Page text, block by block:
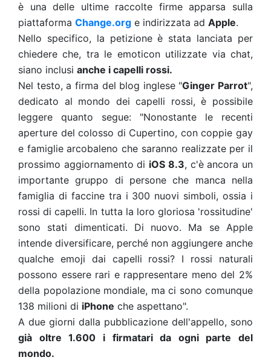
è una delle ultime raccolte firme apparsa sulla
piattaforma Change.org e indirizzata ad Apple.
Nello specifico, la petizione è stata lanciata per
chiedere che, tra le emoticon utilizzate via chat,
siano inclusi anche i capelli rossi.
Nel testo, a firma del blog inglese "Ginger Parrot",
dedicato al mondo dei capelli rossi, è possibile
leggere quanto segue: "Nonostante le recenti
aperture del colosso di Cupertino, con coppie gay
e famiglie arcobaleno che saranno realizzate per il
prossimo aggiornamento di iOS 8.3, c'è ancora un
importante gruppo di persone che manca nella
famiglia di faccine tra i 300 nuovi simboli, ossia i
rossi di capelli. In tutta la loro gloriosa 'rossitudine'
sono stati dimenticati. Di nuovo. Ma se Apple
intende diversificare, perché non aggiungere anche
qualche emoji dai capelli rossi? I rossi naturali
possono essere rari e rappresentare meno del 2%
della popolazione mondiale, ma ci sono comunque
138 milioni di iPhone che aspettano".
A due giorni dalla pubblicazione dell'appello, sono
già oltre 1.600 i firmatari da ogni parte del
mondo.